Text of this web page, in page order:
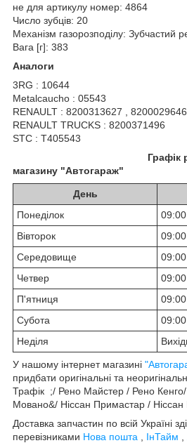
не для артикулу номер: 4864
Число зубців: 20
Механізм газорозподілу: Зубчастий
Вага [г]: 383
Аналоги
3RG : 10644
Metalcaucho : 05543
RENAULT : 8200313627 ,
RENAULT TRUCKS : 8200371496
STC : T405543
Графік роботи
магазину "Автогараж"
День
Понеділок
Вівторок
Середовище
Четвер
П'ятниця
Субота
Неділя
У нашому інтернет магазині
придбати оригінальні та
Трафік ;/ Рено Майстер / Рено
Мовано&/ Ніссан Примастар / Ніссан
Доставка запчастин по всій Україні
перевізниками Нова пошта ІнТайм